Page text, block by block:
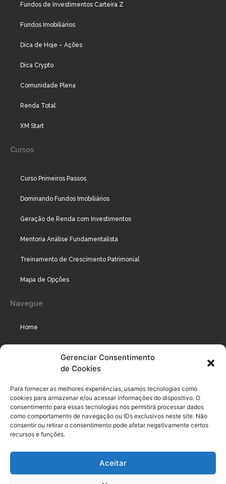
Gerenciar Consentimento
de Cookies
Para fornecer as melhores experiências, usamos tecnologias como
cookies para armazenar e/ou acessar informações do dispositivo. O
consentimento para essas tecnologias nos permitirá processar dados
como comportamento de navegação ou IDs exclusivos neste site. Não
consentir ou retirar o consentimento pode afetar negativamente certos
recursos e funções.
Aceitar
Fundos de Investimentos Carteira Z
Fundos Imobiliários
Dica de Hoje – Ações
Dica Crypto
Comunidade Plena
Renda Total
XM Start
Cursos
Curso Primeiros Passos
Dominando Fundos Imobiliários
Geração de Renda com Investimentos
Mentoria Análise Fundamentalista
Treinamento de Crescimento Patrimonial
Mapa de Opções
Navegue
Home
Podcast
Legal
Termo de uso do usuário e assinante